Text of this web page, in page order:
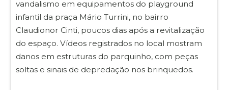
vandalismo em equipamentos do playground
infantil da praça Mário Turrini, no bairro
Claudionor Cinti, poucos dias após a revitalização
do espaço. Vídeos registrados no local mostram
danos em estruturas do parquinho, com peças
soltas e sinais de depredação nos brinquedos.